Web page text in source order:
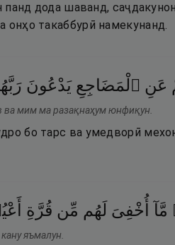
дода шаванд,
такаббурӣ намекунанд.
عَنِ ٱلْمَضَاجِعِ يَدْعُونَ
ва мим ма разақнаҳум юнфиқун.
бо тарс ва умедворӣ
مَّآ أُخْفِىَ لَهُم مِّن قُرَّةِ
яъмалун.